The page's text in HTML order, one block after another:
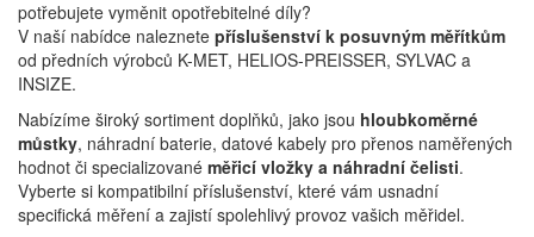
potřebujete vyměnit opotřebitelné díly?
V naší nabídce naleznete příslušenství k posuvným měřítkům
od předních výrobců K-MET, HELIOS-PREISSER, SYLVAC a
INSIZE.
Nabízíme široký sortiment doplňků, jako jsou hloubkoměrné
můstky, náhradní baterie, datové kabely pro přenos naměřených
hodnot či specializované měřicí vložky a náhradní čelisti.
Vyberte si kompatibilní příslušenství, které vám usnadní
specifická měření a zajistí spolehlivý provoz vašich měřidel.